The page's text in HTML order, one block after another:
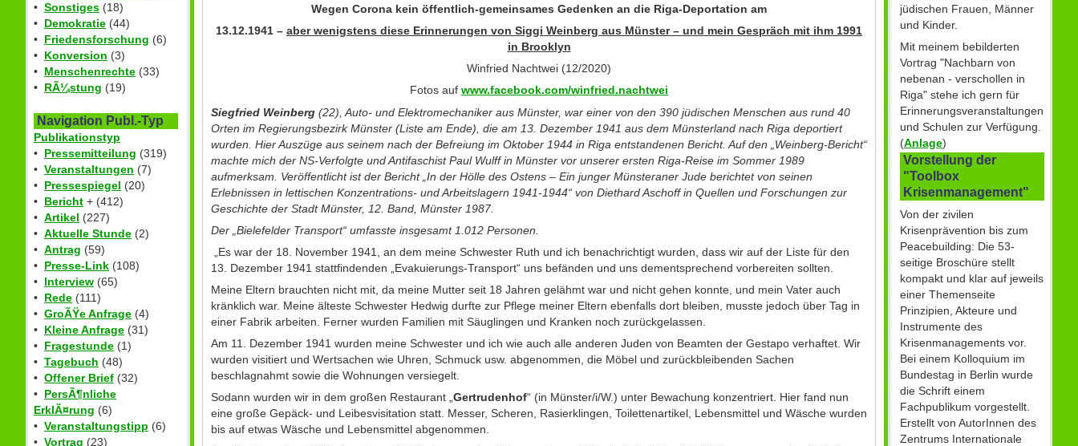
• Sonstiges (18)
• Demokratie (44)
• Friedensforschung (6)
• Konversion (3)
• Menschenrechte (33)
• RÃ¼stung (19)
Navigation Publ.-Typ
Publikationstyp
• Pressemitteilung (319)
• Veranstaltungen (7)
• Pressespiegel (20)
• Bericht + (412)
• Artikel (227)
• Aktuelle Stunde (2)
• Antrag (59)
• Presse-Link (108)
• Interview (65)
• Rede (111)
• GroÃŸe Anfrage (4)
• Kleine Anfrage (31)
• Fragestunde (1)
• Tagebuch (48)
• Offener Brief (32)
• PersÃ¶nliche
ErklÃ¤rung (6)
• Veranstaltungstipp (6)
• Vortrag (23)
Wegen Corona kein öffentlich-gemeinsames Gedenken an die Riga-Deportation am
13.12.1941 – aber wenigstens diese Erinnerungen von Siggi Weinberg aus Münster – und mein Gespräch mit ihm 1991
in Brooklyn
Winfried Nachtwei (12/2020)
Fotos auf www.facebook.com/winfried.nachtwei
Siegfried Weinberg (22), Auto- und Elektromechaniker aus Münster, war einer von den 390 jüdischen Menschen aus rund 40
Orten im Regierungsbezirk Münster (Liste am Ende), die am 13. Dezember 1941 aus dem Münsterland nach Riga deportiert
wurden. Hier Auszüge aus seinem nach der Befreiung im Oktober 1944 in Riga entstandenen Bericht. Auf den „Weinberg-Bericht“
machte mich der NS-Verfolgte und Antifaschist Paul Wulff in Münster vor unserer ersten Riga-Reise im Sommer 1989
aufmerksam. Veröffentlicht ist der Bericht „In der Hölle des Ostens – Ein junger Münsteraner Jude berichtet von seinen
Erlebnissen in lettischen Konzentrations- und Arbeitslagern 1941-1944“ von Diethard Aschoff in Quellen und Forschungen zur
Geschichte der Stadt Münster, 12. Band, Münster 1987.
Der „Bielefelder Transport“ umfasste insgesamt 1.012 Personen.
„Es war der 18. November 1941, an dem meine Schwester Ruth und ich benachrichtigt wurden, dass wir auf der Liste für den
13. Dezember 1941 stattfindenden „Evakuierungs-Transport“ uns befänden und uns dementsprechend vorbereiten sollten.
Meine Eltern brauchten nicht mit, da meine Mutter seit 18 Jahren gelähmt war und nicht gehen konnte, und mein Vater auch
kränklich war. Meine älteste Schwester Hedwig durfte zur Pflege meiner Eltern ebenfalls dort bleiben, musste jedoch über Tag in
einer Fabrik arbeiten. Ferner wurden Familien mit Säuglingen und Kranken noch zurückgelassen.
Am 11. Dezember 1941 wurden meine Schwester und ich wie auch alle anderen Juden von Beamten der Gestapo verhaftet. Wir
wurden visitiert und Wertsachen wie Uhren, Schmuck usw. abgenommen, die Möbel und zurückbleibenden Sachen
beschlagnahmt sowie die Wohnungen versiegelt.
Sodann wurden wir in dem großen Restaurant „Gertrudenhof“ (in Münster/i/W.) unter Bewachung konzentriert. Hier fand nun
eine große Gepäck- und Leibesvisitation statt. Messer, Scheren, Rasierklingen, Toilettenartikel, Lebensmittel und Wäsche wurden
bis auf etwas Wäsche und Lebensmittel abgenommen.
jüdischen Frauen, Männer
und Kinder.
Mit meinem bebilderten
Vortrag "Nachbarn von
nebenan - verschollen in
Riga" stehe ich gern für
Erinnerungsveranstaltungen
und Schulen zur Verfügung.
(Anlage)
Vorstellung der
"Toolbox
Krisenmanagement"
Von der zivilen
Krisenprävention bis zum
Peacebuilding: Die 53-
seitige Broschüre stellt
kompakt und klar auf jeweils
einer Themenseite
Prinzipien, Akteure und
Instrumente des
Krisenmanagements vor.
Bei einem Kolloquium im
Bundestag in Berlin wurde
die Schrift einem
Fachpublikum vorgestellt.
Erstellt von AutorInnen des
Zentrums Internationale